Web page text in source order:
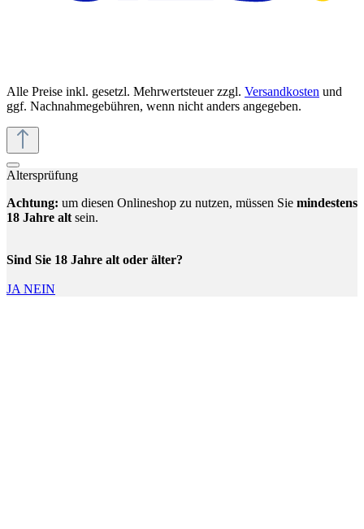
Alle Preise inkl. gesetzl. Mehrwertsteuer zzgl. Versandkosten und
ggf. Nachnahmegebühren, wenn nicht anders angegeben.
Altersprüfung
Achtung: um diesen Onlineshop zu nutzen, müssen Sie mindestens
18 Jahre alt sein.
Sind Sie 18 Jahre alt oder älter?
JA NEIN